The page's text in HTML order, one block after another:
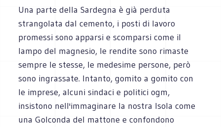
Una parte della Sardegna è già perduta
strangolata dal cemento, i posti di lavoro
promessi sono apparsi e scomparsi come il
lampo del magnesio, le rendite sono rimaste
sempre le stesse, le medesime persone, però
sono ingrassate. Intanto, gomito a gomito con
le imprese, alcuni sindaci e politici ogm,
insistono nell'immaginare la nostra Isola come
una Golconda del mattone e confondono